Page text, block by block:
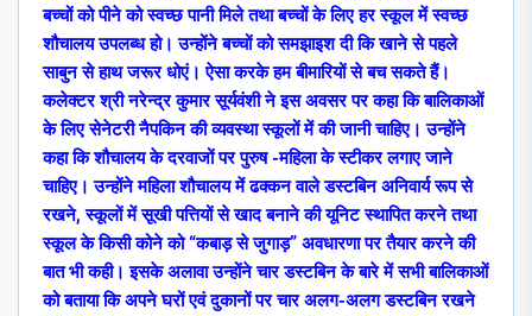
बच्चों को पीने को स्वच्छ पानी मिले तथा बच्चों के लिए हर स्कूल में स्वच्छ
शौचालय उपलब्ध हो। उन्होंने बच्चों को समझाइश दी कि खाने से पहले
साबुन से हाथ जरूर धोएं। ऐसा करके हम बीमारियों से बच सकते हैं।
कलेक्टर श्री नरेन्द्र कुमार सूर्यवंशी ने इस अवसर पर कहा कि बालिकाओं
के लिए सेनेटरी नैपकिन की व्यवस्था स्कूलों में की जानी चाहिए। उन्होंने
कहा कि शौचालय के दरवाजों पर पुरुष -महिला के स्टीकर लगाए जाने
चाहिए। उन्होंने महिला शौचालय में ढक्कन वाले डस्टबिन अनिवार्य रूप से
रखने, स्कूलों में सूखी पत्तियों से खाद बनाने की यूनिट स्थापित करने तथा
स्कूल के किसी कोने को “कबाड़ से जुगाड़” अवधारणा पर तैयार करने की
बात भी कही। इसके अलावा उन्होंने चार डस्टबिन के बारे में सभी बालिकाओं
को बताया कि अपने घरों एवं दुकानों पर चार अलग-अलग डस्टबिन रखने